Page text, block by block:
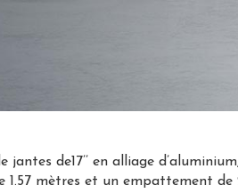
jantes de17’’ en alliage
1.57 mètres et un empattement